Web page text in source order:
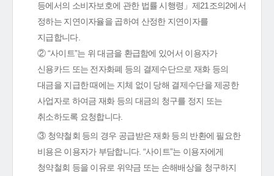
등에서의 소비자보호에 관한 법률 시행령」제21조의2에서
정하는 지연이자율을 곱하여 산정한 지연이자를
지급합니다.
② “사이트”는 위 대금을 환급함에 있어서 이용자가
신용카드 또는 전자화폐 등의 결제수단으로 재화 등의
대금을 지급한 때에는 지체 없이 당해 결제수단을 제공한
사업자로 하여금 재화 등의 대금의 청구를 정지 또는
취소하도록 요청합니다.
③ 청약철회 등의 경우 공급받은 재화 등의 반환에 필요한
비용은 이용자가 부담합니다. “사이트”는 이용자에게
청약철회 등을 이유로 위약금 또는 손해배상을 청구하지